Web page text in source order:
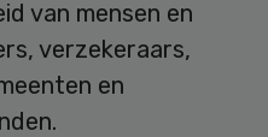
van mensen en
verzekeraars,
en